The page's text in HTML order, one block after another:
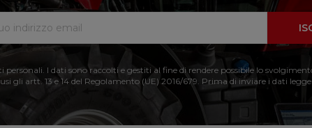
I dati sono raccolti e gestiti al fine di rendere possibile lo
gli artt. 13 e 14 del Regolamento (UE) 2016/679. Prima di inviare i dati